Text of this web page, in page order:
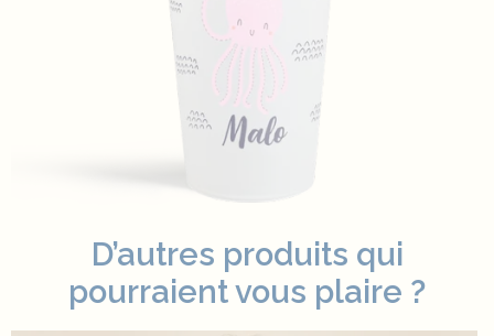
D’autres produits qui
pourraient vous plaire ?